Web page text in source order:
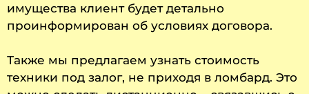
имущества клиент будет детально
проинформирован об условиях договора.
Также мы предлагаем узнать стоимость
техники под залог, не приходя в ломбард. Это